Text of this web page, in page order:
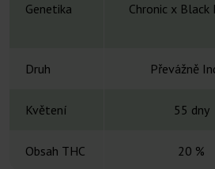
Genetika Chronic x Black
Druh Převážně
Květení 55 dny
Obsah THC 20 %